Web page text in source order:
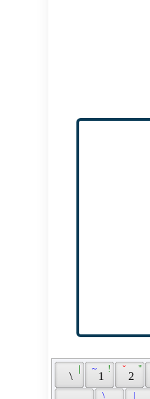
\
|
1
!
~
2
"
ˇ
\ |